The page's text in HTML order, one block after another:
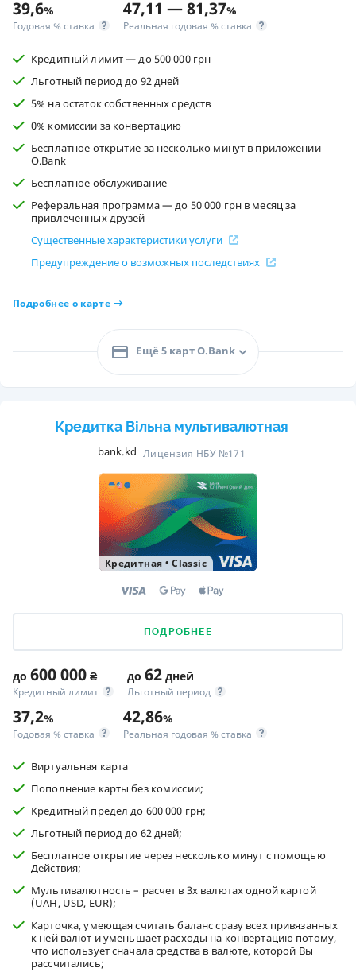
39,6%
Годовая % ставка
47,11 — 81,37%
Реальная годовая % ставка
Кредитный лимит — до 500 000 грн
Льготный период до 92 дней
5% на остаток собственных средств
0% комиссии за конвертацию
Бесплатное открытие за несколько минут в приложении
O.Bank
Бесплатное обслуживание
Реферальная программа — до 50 000 грн в месяц за
привлеченных друзей
Существенные характеристики услуги
Предупреждение о возможных последствиях
Подробнее о карте
Ещё 5 карт O.Bank
Кредитка Вільна мультивалютная
bank.kd Лицензия НБУ №171
Кредитная •Classic
ПОДРОБНЕЕ
до 600 000 ₴
Кредитный лимит
до 62 дней
Льготный период
37,2%
Годовая % ставка
42,86%
Реальная годовая % ставка
Виртуальная карта
Пополнение карты без комиссии;
Кредитный предел до 600 000 грн;
Льготный период до 62 дней;
Бесплатное открытие через несколько минут с помощью
Действия;
Мультивалютность – расчет в 3х валютах одной картой
(UAH, USD, EUR);
Карточка, умеющая считать баланс сразу всех привязанных
к ней валют и уменьшает расходы на конвертацию потому,
что использует сначала средства в валюте, которой Вы
рассчитались;